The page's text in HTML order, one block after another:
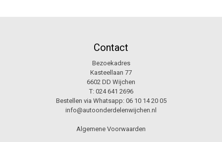
Contact
Bezoekadres
Kasteellaan 77
6602 DD Wijchen
T: 024 641 2696
Bestellen via Whatsapp: 06 10 14 20 05
info@autoonderdelenwijchen.nl
Algemene Voorwaarden